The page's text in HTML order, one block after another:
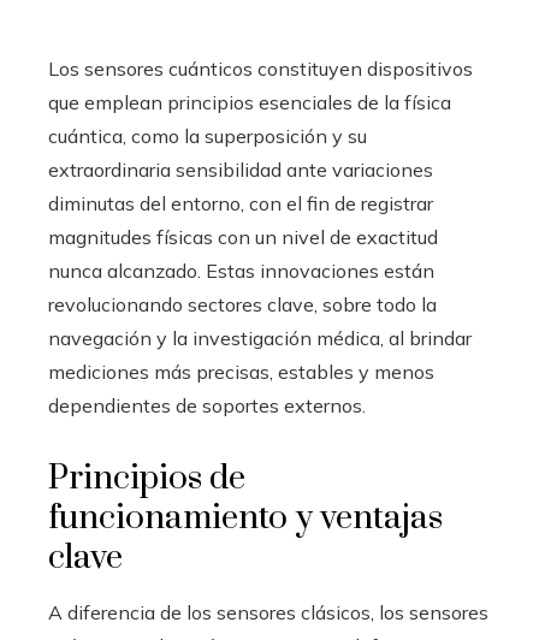
Los sensores cuánticos constituyen dispositivos
que emplean principios esenciales de la física
cuántica, como la superposición y su
extraordinaria sensibilidad ante variaciones
diminutas del entorno, con el fin de registrar
magnitudes físicas con un nivel de exactitud
nunca alcanzado. Estas innovaciones están
revolucionando sectores clave, sobre todo la
navegación y la investigación médica, al brindar
mediciones más precisas, estables y menos
dependientes de soportes externos.
Principios de
funcionamiento y ventajas
clave
A diferencia de los sensores clásicos, los sensores